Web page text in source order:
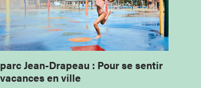
Jean-Drapeau : Pour se sentir
en ville